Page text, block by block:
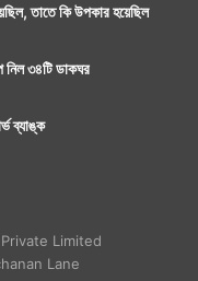
তাতে কি উপকার হয়েছিল
৩৪টি ডাকঘর
ব্যাঙ্ক
Limited
Lane